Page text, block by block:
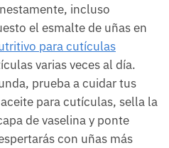
incluso
el esmalte de uñas en
para cutículas
varias veces al día.
prueba a cuidar tus
para cutículas, sella la
de vaselina y ponte
con uñas más